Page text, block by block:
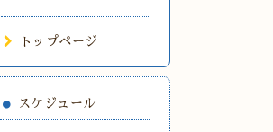
トップページ
スケジュール